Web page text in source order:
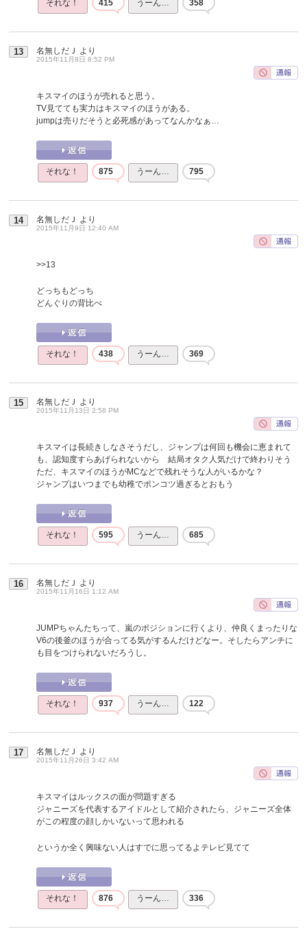
それな！ 415 うーん… 358
13 名無しだＪ より
2015年11月8日 8:52 PM
キスマイのほうが売れると思う。
TV見てても実力はキスマイのほうがある。
jumpは売りだそうと必死感があってなんかなぁ…
それな！ 875 うーん… 795
14 名無しだＪ より
2015年11月9日 12:40 AM
>>13
どっちもどっち
どんぐりの背比べ
それな！ 438 うーん… 369
15 名無しだＪ より
2015年11月13日 2:58 PM
キスマイは長続きしなさそうだし、ジャンプは何回も機会に恵まれて
も、認知度すらあげられないから 結局オタク人気だけで終わりそう
ただ、キスマイのほうがMCなどで残れそうな人がいるかな？
ジャンプはいつまでも幼稚でポンコツ過ぎるとおもう
それな！ 595 うーん… 685
16 名無しだＪ より
2015年11月16日 1:12 AM
JUMPちゃんたちって、嵐のポジションに行くより、仲良くまったりな
V6の後釜のほうが合ってる気がするんだけどなー。そしたらアンチに
も目をつけられないだろうし。
それな！ 937 うーん… 122
17 名無しだＪ より
2015年11月26日 3:42 AM
キスマイはルックスの面が問題すぎる
ジャニーズを代表するアイドルとして紹介されたら、ジャニーズ全体
がこの程度の顔しかいないって思われる
というか全く興味ない人はすでに思ってるよテレビ見てて
それな！ 876 うーん… 336